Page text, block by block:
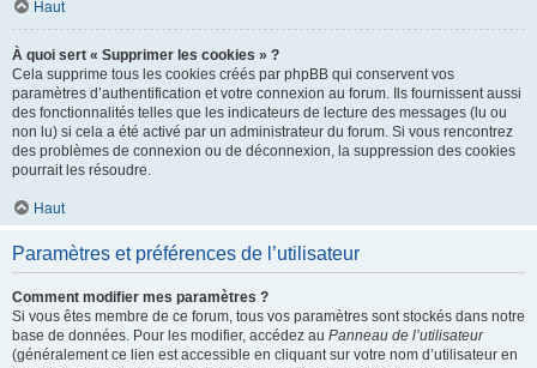
Haut
À quoi sert « Supprimer les cookies » ?
Cela supprime tous les cookies créés par phpBB qui conservent vos
paramètres d’authentification et votre connexion au forum. Ils fournissent aussi
des fonctionnalités telles que les indicateurs de lecture des messages (lu ou
non lu) si cela a été activé par un administrateur du forum. Si vous rencontrez
des problèmes de connexion ou de déconnexion, la suppression des cookies
pourrait les résoudre.
Haut
Paramètres et préférences de l’utilisateur
Comment modifier mes paramètres ?
Si vous êtes membre de ce forum, tous vos paramètres sont stockés dans notre
base de données. Pour les modifier, accédez au Panneau de l’utilisateur
(généralement ce lien est accessible en cliquant sur votre nom d’utilisateur en